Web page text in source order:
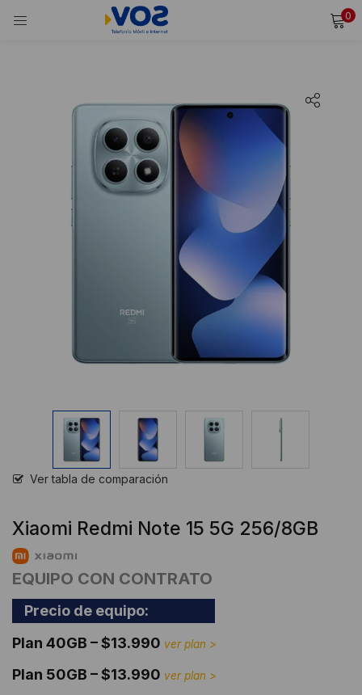
0
INICIAR SESIÓN
Iniciar Sesión
¿Olvidaste tu contraseña?
Ver tabla de comparación
Xiaomi Redmi Note 15 5G 256/8GB
EQUIPO CON CONTRATO
Precio de equipo:
Plan 40GB – $13.990 ver plan >
Plan 50GB – $13.990 ver plan >